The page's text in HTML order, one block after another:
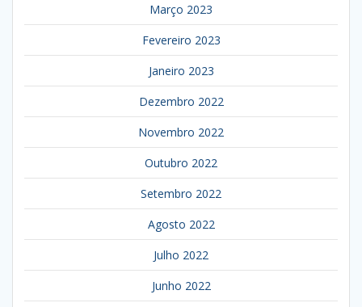
Março 2023
Fevereiro 2023
Janeiro 2023
Dezembro 2022
Novembro 2022
Outubro 2022
Setembro 2022
Agosto 2022
Julho 2022
Junho 2022